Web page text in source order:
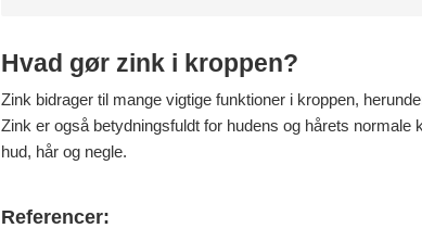
Hvad gør zink i kroppen?
Zink bidrager til mange vigtige funktioner i kroppen,
Zink er også betydningsfuldt for hudens og hårets
hud, hår og negle.
Referencer: